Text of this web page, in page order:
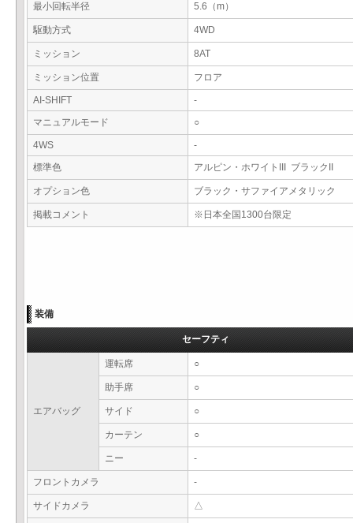
最小回転半径 5.6（m）
駆動方式 4WD
ミッション 8AT
ミッション位置 フロア
AI-SHIFT
-
マニュアルモード
○
4WS
-
標準色
アルピン・ホワイトIII ブラックII
オプション色 ブラック・サファイアメタリック
掲載コメント ※日本全国1300台限定
装備
セーフティ
エアバッグ
運転席 ○
助手席 ○
サイド ○
カーテン ○
ニー -
フロントカメラ -
サイドカメラ △